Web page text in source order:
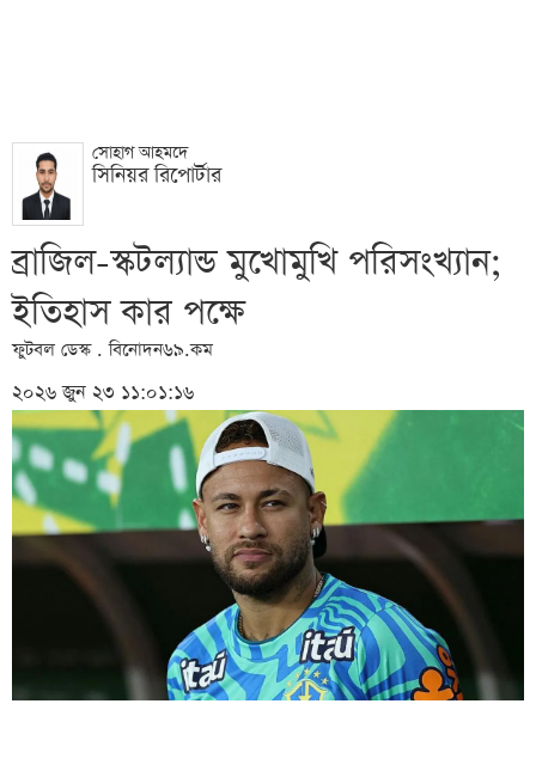
সোহাগ আহমদে
সিনিয়র রিপোর্টার
ব্রাজিল-স্কটল্যান্ড মুখোমুখি পরিসংখ্যান;
ইতিহাস কার পক্ষে
ফুটবল ডেস্ক . বিনোদন৬৯.কম
২০২৬ জুন ২৩ ১১:০১:১৬